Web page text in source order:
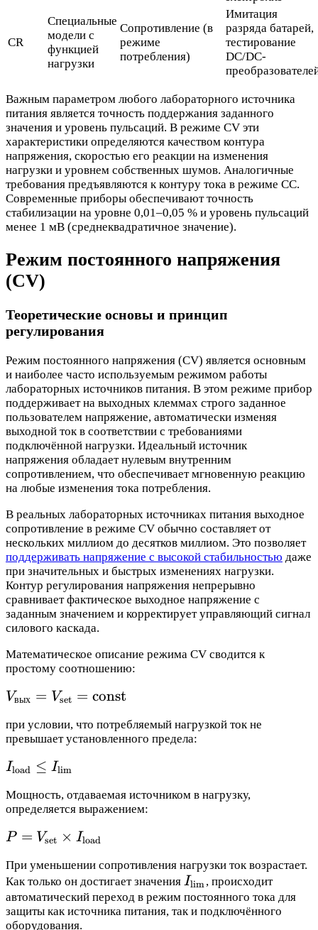
CR
Специальные
модели с
функцией
нагрузки
Сопротивление (в
режиме
потребления)
Имитация
разряда батарей,
тестирование
DC/DC-
Важным параметром любого лабораторного источника
питания является точность поддержания заданного
значения и уровень пульсаций. В режиме CV эти
характеристики определяются качеством контура
напряжения, скоростью его реакции на изменения
нагрузки и уровнем собственных шумов. Аналогичные
требования предъявляются к контуру тока в режиме CC.
Современные приборы обеспечивают точность
стабилизации на уровне 0,01–0,05 % и уровень пульсаций
менее 1 мВ (среднеквадратичное значение).
Режим постоянного напряжения
(CV)
Теоретические основы и принцип
регулирования
Режим постоянного напряжения (CV) является основным
и наиболее часто используемым режимом работы
лабораторных источников питания. В этом режиме прибор
поддерживает на выходных клеммах строго заданное
пользователем напряжение, автоматически изменяя
выходной ток в соответствии с требованиями
подключённой нагрузки. Идеальный источник
напряжения обладает нулевым внутренним
сопротивлением, что обеспечивает мгновенную реакцию
на любые изменения тока потребления.
В реальных лабораторных источниках питания выходное
сопротивление в режиме CV обычно составляет от
нескольких миллиом до десятков миллиом. Это позволяет
поддерживать напряжение с высокой стабильностью даже
при значительных и быстрых изменениях нагрузки.
Контур регулирования напряжения непрерывно
сравнивает фактическое выходное напряжение с
заданным значением и корректирует управляющий сигнал
силового каскада.
Математическое описание режима CV сводится к
простому соотношению:
V_{\text{вых}}
V_{\text{set}}
= \text{const}
Vвых = Vset = const
при условии, что потребляемый нагрузкой ток не
превышает установленного предела:
I_{\text{load}}
I_{\text{lim}}
Iload ≤ Ilim
Мощность, отдаваемая источником в нагрузку,
определяется выражением:
P =
\times
I_{\text{load}}
P = Vset × Iload
При уменьшении сопротивления нагрузки ток возрастает.
Как только он достигает значения I_{\text{lim}}
Ilim, происходит
автоматический переход в режим постоянного тока для
защиты как источника питания, так и подключённого
оборудования.